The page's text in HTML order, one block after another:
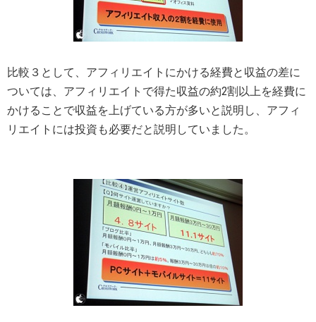
比較３として、アフィリエイトにかける経費と収益の差に
ついては、アフィリエイトで得た収益の約2割以上を経費に
かけることで収益を上げている方が多いと説明し、アフィ
リエイトには投資も必要だと説明していました。